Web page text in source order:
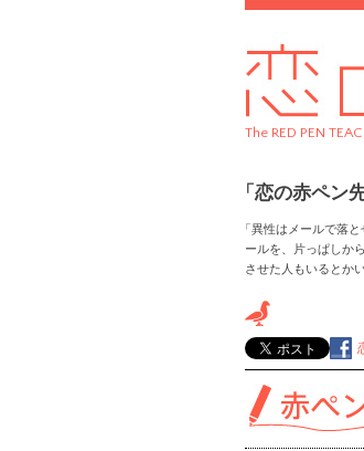
The RED PEN
「恋の赤ペン
「異性はメールで落
ールを、片っぱしか
させた人もいるとか